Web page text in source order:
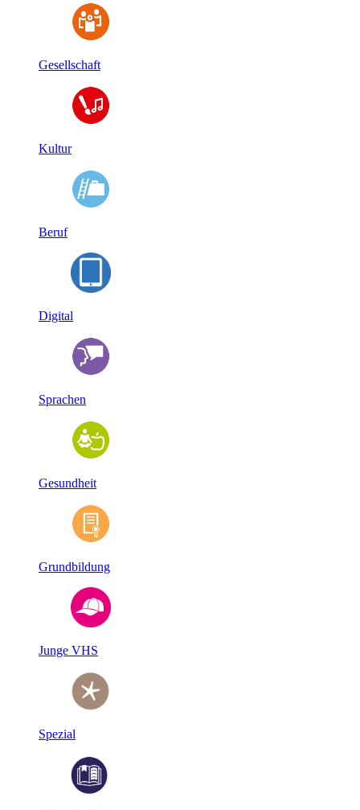
Gesellschaft
Kultur
Beruf
Digital
Sprachen
Gesundheit
Grundbildung
Junge VHS
Spezial